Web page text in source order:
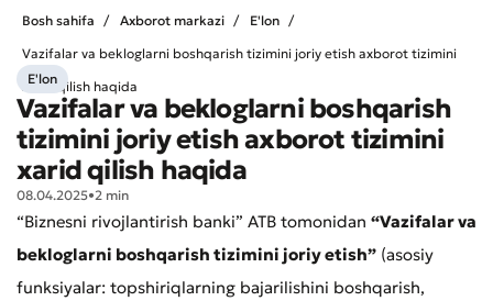
Bosh sahifa Axborot markazi
E'lon
Vazifalar va bekloglarni boshqarish tizimini joriy etish axborot tizimini
xarid qilish haqida
E'lon
Vazifalar va bekloglarni boshqarish
tizimini joriy etish axborot tizimini
xarid qilish haqida
08.04.2025•2 min
“Biznesni rivojlantirish banki” ATB tomonidan “Vazifalar va
bekloglarni boshqarish tizimini joriy etish” (asosiy
funksiyalar: topshiriqlarning bajarilishini boshqarish,